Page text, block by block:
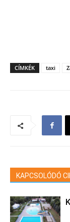
CÍMKÉK taxi
KAPCSOLÓDÓ